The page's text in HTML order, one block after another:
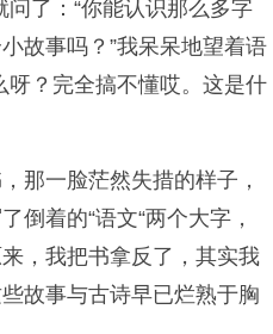
了：“你能认识那么多字
故事吗？”我呆呆地望着语
呀？完全搞不懂哎。这是什
那一脸茫然失措的样子，
倒着的“语文“两个大字，
，我把书拿反了，其实我
故事与古诗早已烂熟于胸